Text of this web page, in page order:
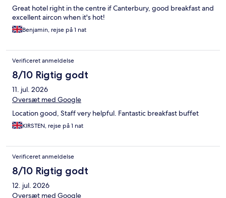
Great hotel right in the centre if Canterbury, good breakfast and
excellent aircon when it's hot!
Benjamin, rejse på 1 nat
Verificeret anmeldelse
8/10 Rigtig godt
11. jul. 2026
Oversæt med Google
Location good, Staff very helpful. Fantastic breakfast buffet
KIRSTEN, rejse på 1 nat
Verificeret anmeldelse
8/10 Rigtig godt
12. jul. 2026
Oversæt med Google